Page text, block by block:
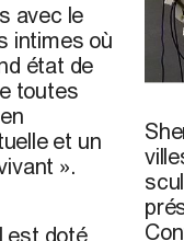
avec le
intimes où
état de
toutes
et un
».
est doté